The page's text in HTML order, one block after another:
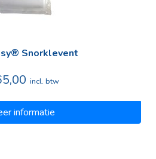
Snorklevent
incl. btw
informatie